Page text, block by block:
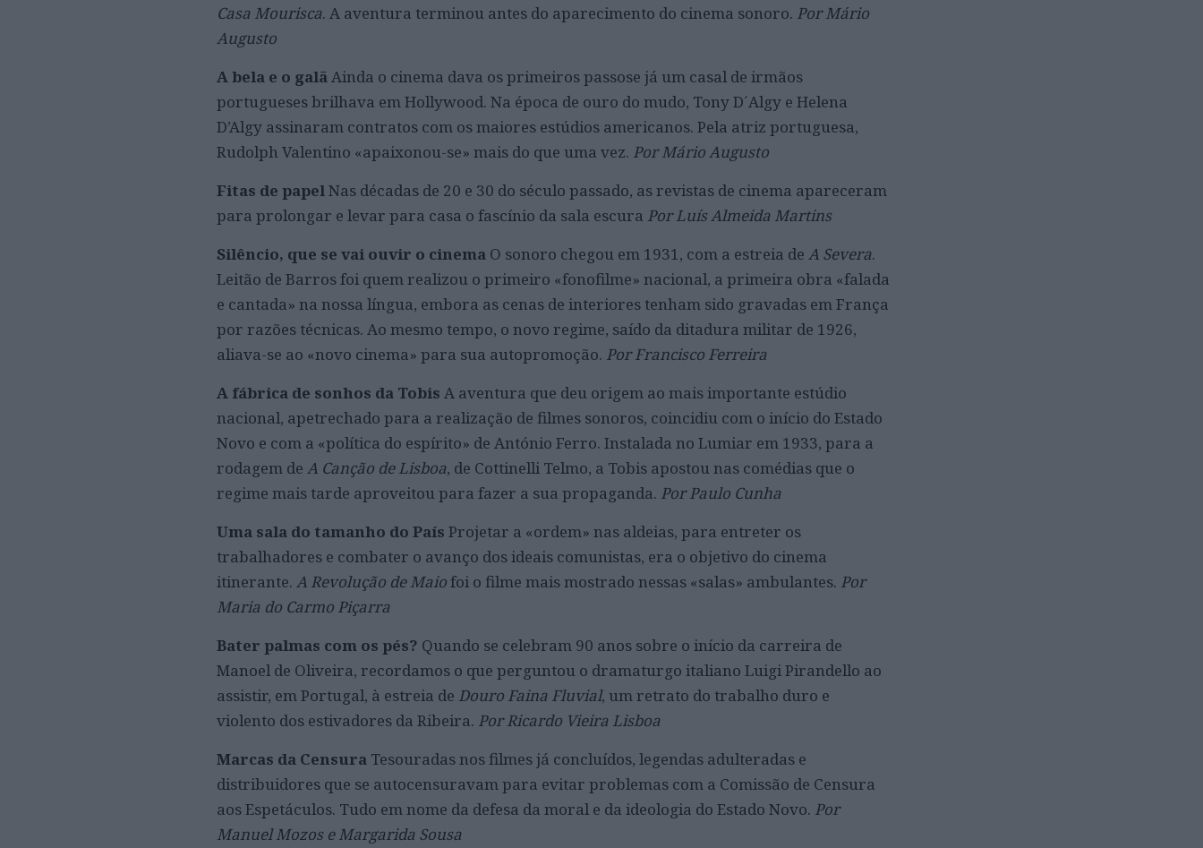
Casa Mourisca. A aventura terminou antes do aparecimento do cinema sonoro. Por Mário
Augusto
A bela e o galãAinda o cinema dava os primeiros passose já um casal de irmãos
portugueses brilhava em Hollywood. Na época de ouro do mudo, Tony D´Algy e Helena
D’Algy assinaram contratos com os maiores estúdios americanos. Pela atriz portuguesa,
Rudolph Valentino «apaixonou-se» mais do que uma vez. Por Mário Augusto
Fitas de papelNas décadas de 20 e 30 do século passado, as revistas de cinema apareceram
para prolongar e levar para casa o fascínio da sala escura Por Luís Almeida Martins
Silêncio, que se vai ouvir o cinema O sonoro chegou em 1931, com a estreia de A Severa.
Leitão de Barros foi quem realizou o primeiro «fonofilme» nacional, a primeira obra «falada
e cantada» na nossa língua, embora as cenas de interiores tenham sido gravadas em França
por razões técnicas. Ao mesmo tempo, o novo regime, saído da ditadura militar de 1926,
aliava-se ao «novo cinema» para sua autopromoção. Por Francisco Ferreira
A fábrica de sonhos da Tobis A aventura que deu origem ao mais importante estúdio
nacional, apetrechado para a realização de filmes sonoros, coincidiu com o início do Estado
Novo e com a «política do espírito» de António Ferro. Instalada no Lumiar em 1933, para a
rodagem de A Canção de Lisboa, de Cottinelli Telmo, a Tobis apostou nas comédias que o
regime mais tarde aproveitou para fazer a sua propaganda. Por Paulo Cunha
Uma sala do tamanho do País Projetar a «ordem» nas aldeias, para entreter os
trabalhadores e combater o avanço dos ideais comunistas, era o objetivo do cinema
itinerante. A Revolução de Maiofoi o filme mais mostrado nessas «salas» ambulantes. Por
Maria do Carmo Piçarra
Bater palmas com os pés? Quando se celebram 90 anos sobre o início da carreira de
Manoel de Oliveira, recordamos o que perguntou o dramaturgo italiano Luigi Pirandello ao
assistir, em Portugal, à estreia de Douro Faina Fluvial, um retrato do trabalho duro e
violento dos estivadores da Ribeira. Por Ricardo Vieira Lisboa
Marcas da Censura Tesouradas nos filmes já concluídos, legendas adulteradas e
distribuidores que se autocensuravam para evitar problemas com a Comissão de Censura
aos Espetáculos. Tudo em nome da defesa da moral e da ideologia do Estado Novo. Por
Manuel Mozos e Margarida Sousa